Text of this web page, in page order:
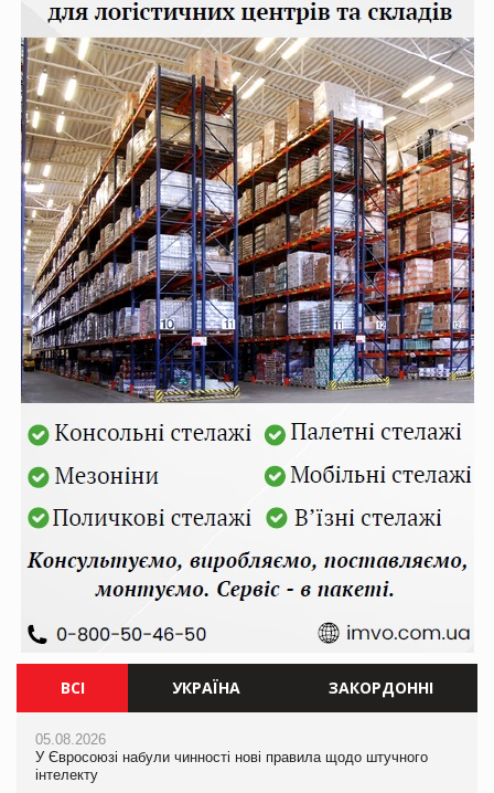
ВСІ УКРАЇНА ЗАКОРДОННІ
05.08.2026
У Євросоюзі набули чинності нові правила щодо штучного
інтелекту
05.08.2026
Мережа супермаркетів VARUS купує мережу магазинів
формату convenience store КОЛО: об’єднана компанія
05.08.2026
У Євросоюзі набули чинності нові правила щодо штучного
інтелекту